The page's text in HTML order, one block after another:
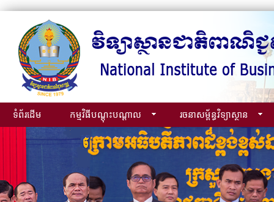
ទំព័រដើម កម្មវិធីបណ្ដុះបណ្ដាល រចនាសម្ព័ន្ធវិទ្យាស្ថាន